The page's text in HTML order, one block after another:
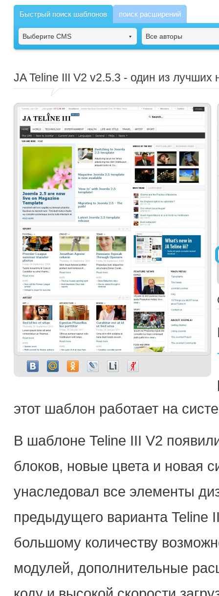
Быстрый поиск шаблонов поиск расширений
Выберите CMS Все авторы
JA Teline III V2 v2.5.3 - один из лучших
этот шаблон работает на
В шаблоне Teline III V2
блоков, новые цвета и новая
унаследовал все элементы
предыдущего варианта Teline
большому количеству
модулей, дополнительные